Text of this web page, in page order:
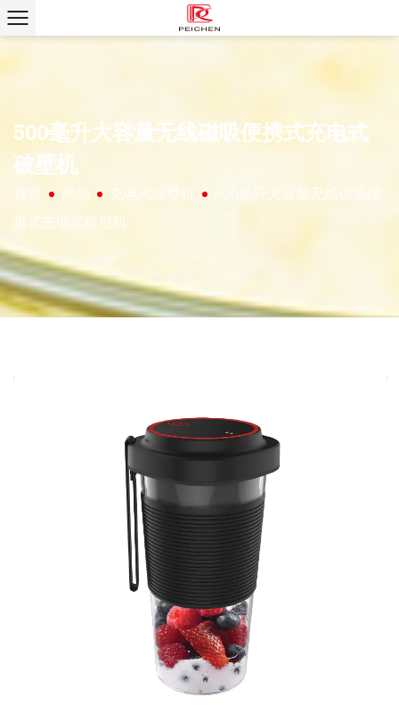
500毫升大容量无线磁吸便携式充电式
破壁机
首页 / 产品 / 充电式破壁机 /
500毫升大容量无线磁吸便
携式充电式破壁机